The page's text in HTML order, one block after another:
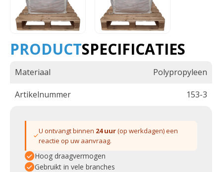
PRODUCTSPECIFICATIES
Materiaal Polypropyleen
Artikelnummer 153-3
U ontvangt binnen 24 uur(op werkdagen) een
reactie op uw aanvraag.
Hoog draagvermogen
Gebruikt in vele branches